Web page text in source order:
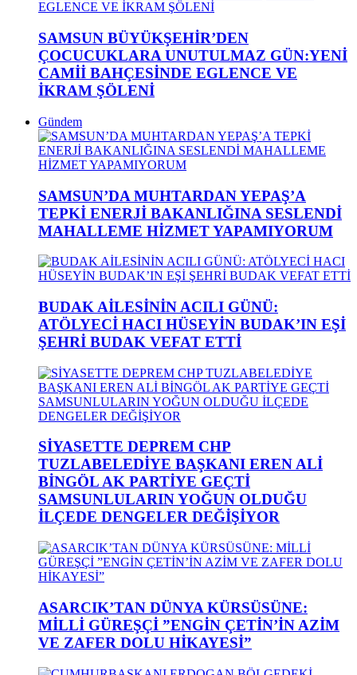
SAMSUN BÜYÜKŞEHİR’DEN
ÇOCUCUKLARA UNUTULMAZ GÜN:YENİ
CAMİİ BAHÇESİNDE EGLENCE VE
İKRAM ŞÖLENİ
Gündem
SAMSUN’DA MUHTARDAN YEPAŞ’A
TEPKİ ENERJİ BAKANLIĞINA SESLENDİ
MAHALLEME HİZMET YAPAMIYORUM
BUDAK AİLESİNİN ACILI GÜNÜ:
ATÖLYECİ HACI HÜSEYİN BUDAK’IN EŞİ
ŞEHRİ BUDAK VEFAT ETTİ
SİYASETTE DEPREM CHP
TUZLABELEDİYE BAŞKANI EREN ALİ
BİNGÖL AK PARTİYE GEÇTİ
SAMSUNLULARIN YOĞUN OLDUĞU
İLÇEDE DENGELER DEĞİŞİYOR
ASARCIK’TAN DÜNYA KÜRSÜSÜNE:
MİLLİ GÜREŞÇİ ”ENGİN ÇETİN’İN AZİM
VE ZAFER DOLU HİKAYESİ”